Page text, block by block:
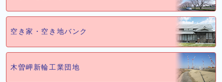
空き家・空き地バンク
木曽岬新輪工業団地